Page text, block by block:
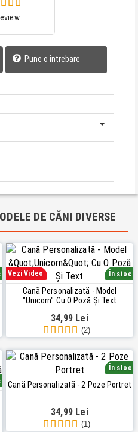
Pune o întrebare
DE CĂNI DIVERSE
În stoc
Vezi Video
Cană Personalizată - Model
"Unicorn" Cu O Poză Și Text
34,99 Lei
(2)
În stoc
Cană Personalizată - 2 Poze Portret
34,99 Lei
(1)